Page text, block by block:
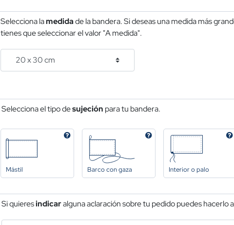
Selecciona lamedidade la bandera. Si deseas una medida más
tienes que seleccionar el valor "A medida".
Selecciona el tipo desujeción para tu bandera.
Mástil Barco con gaza Interior o palo
Si quieresindicaralguna aclaración sobre tu pedido puedes hacerlo